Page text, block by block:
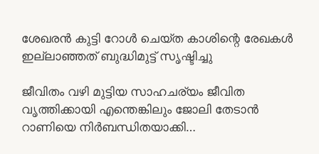
ശേഖരൻ കുട്ടി റോൾ ചെയ്ത കാശിന്റെ രേഖകൾ
ഇല്ലാഞ്ഞത് ബുദ്ധിമുട്ട് സൃഷ്ടിച്ചു
ജീവിതം വഴി മുട്ടിയ സാഹചര്യം ജീവിത
വൃത്തിക്കായി എന്തെങ്കിലും ജോലി തേടാൻ
റാണിയെ നിർബന്ധിതയാക്കി…